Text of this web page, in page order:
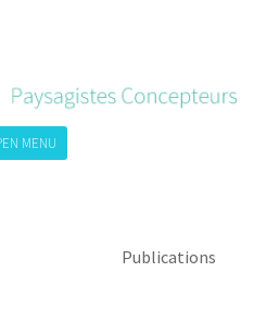
MENU
Publications